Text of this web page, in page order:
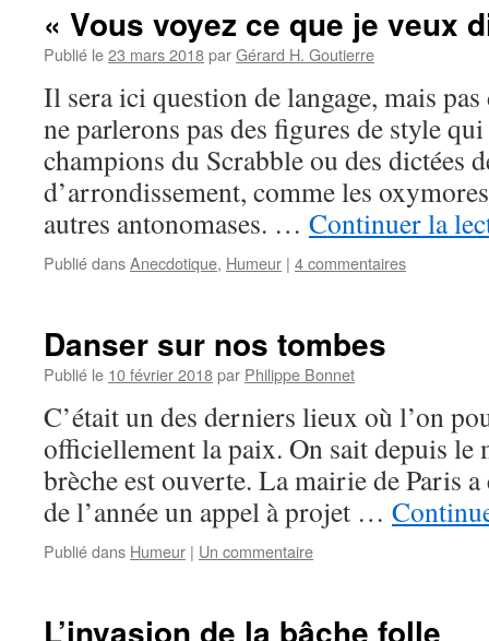
« Vous voyez ce que je veux
Publié le23 mars 2018parGérard H. Goutierre
Il sera ici question de langage, mais
ne parlerons pas des figures de style
champions du Scrabble ou des dictées
d’arrondissement, comme les
autres antonomases. … Continuer la
Publié dansAnecdotique, Humeur | 4 commentaires
Danser sur nos tombes
Publié le 10 février 2018par Philippe Bonnet
C’était un des derniers lieux où l’on
officiellement la paix. On sait depuis le
brèche est ouverte. La mairie de Paris
de l’année un appel à projet …
Publié dans Humeur | Un commentaire
L’invasion de la bâche folle